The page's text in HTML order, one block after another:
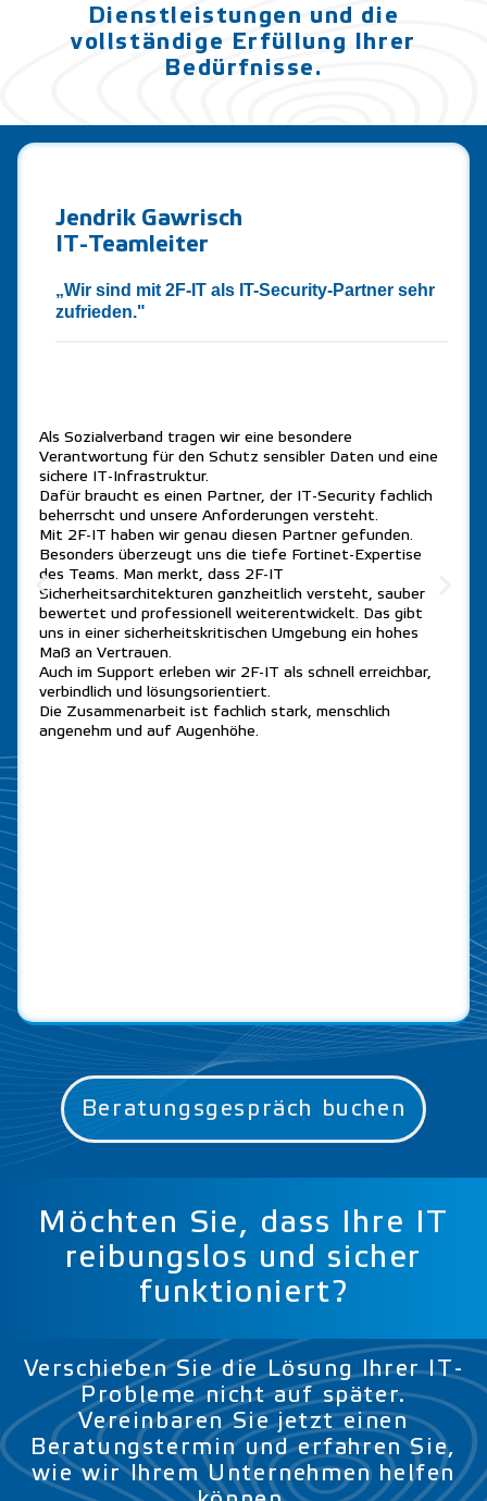
Dienstleistungen und die
vollständige Erfüllung Ihrer
Bedürfnisse.
Jendrik Gawrisch
IT-Teamleiter
„Wir sind mit 2F-IT als IT-Security-Partner sehr
zufrieden."
Als Sozialverband tragen wir eine besondere
Verantwortung für den Schutz sensibler Daten und eine
sichere IT-Infrastruktur.
Dafür braucht es einen Partner, der IT-Security fachlich
beherrscht und unsere Anforderungen versteht.
Mit 2F-IT haben wir genau diesen Partner gefunden.
Besonders überzeugt uns die tiefe Fortinet-Expertise
des Teams. Man merkt, dass 2F-IT
Sicherheitsarchitekturen ganzheitlich versteht, sauber
bewertet und professionell weiterentwickelt. Das gibt
uns in einer sicherheitskritischen Umgebung ein hohes
Maß an Vertrauen.
Auch im Support erleben wir 2F-IT als schnell erreichbar,
verbindlich und lösungsorientiert.
Die Zusammenarbeit ist fachlich stark, menschlich
angenehm und auf Augenhöhe.
Beratungsgespräch buchen
Möchten Sie, dass Ihre IT
reibungslos und sicher
funktioniert?
Verschieben Sie die Lösung Ihrer IT-
Probleme nicht auf später.
Vereinbaren Sie jetzt einen
Beratungstermin und erfahren Sie,
wie wir Ihrem Unternehmen helfen